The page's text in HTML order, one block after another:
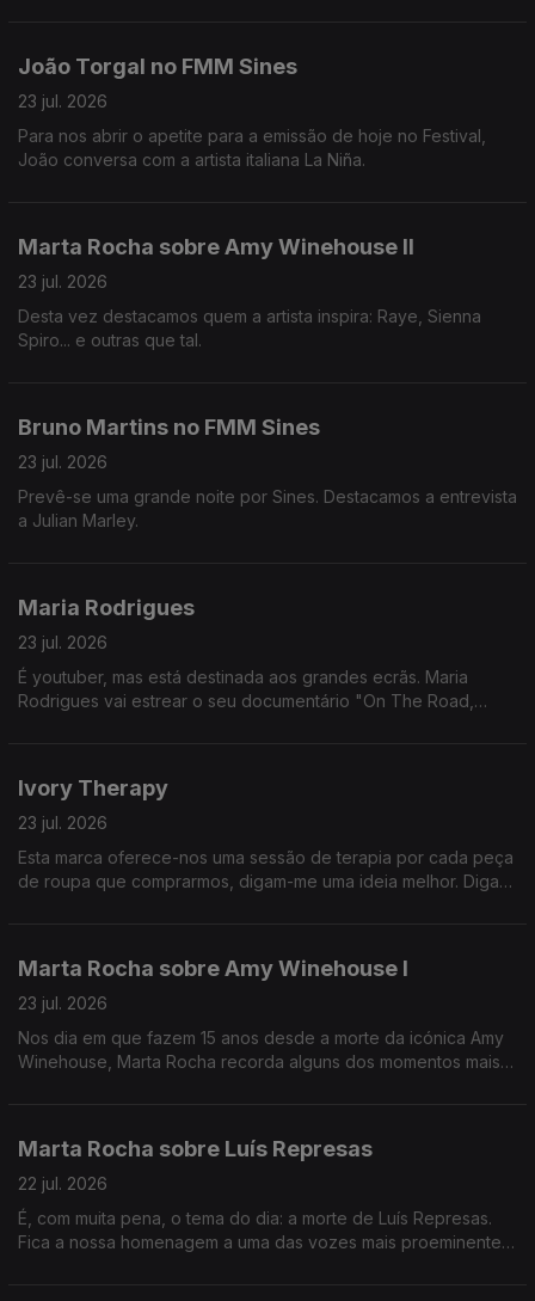
João Torgal no FMM Sines
23 jul. 2026
Para nos abrir o apetite para a emissão de hoje no Festival,
João conversa com a artista italiana La Niña.
Marta Rocha sobre Amy Winehouse II
23 jul. 2026
Desta vez destacamos quem a artista inspira: Raye, Sienna
Spiro... e outras que tal.
Bruno Martins no FMM Sines
23 jul. 2026
Prevê-se uma grande noite por Sines. Destacamos a entrevista
a Julian Marley.
Maria Rodrigues
23 jul. 2026
É youtuber, mas está destinada aos grandes ecrãs. Maria
Rodrigues vai estrear o seu documentário "On The Road,
Ivory Therapy
23 jul. 2026
Esta marca oferece-nos uma sessão de terapia por cada peça
de roupa que comprarmos, digam-me uma ideia melhor. Diga-
Marta Rocha sobre Amy Winehouse I
23 jul. 2026
Nos dia em que fazem 15 anos desde a morte da icónica Amy
Winehouse, Marta Rocha recorda alguns dos momentos mais
Marta Rocha sobre Luís Represas
22 jul. 2026
É, com muita pena, o tema do dia: a morte de Luís Represas.
Fica a nossa homenagem a uma das vozes mais proeminentes